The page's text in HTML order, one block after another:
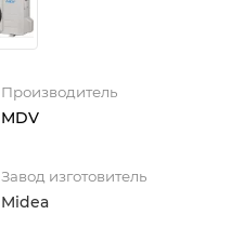
Производитель
MDV
Завод изготовитель
Midea